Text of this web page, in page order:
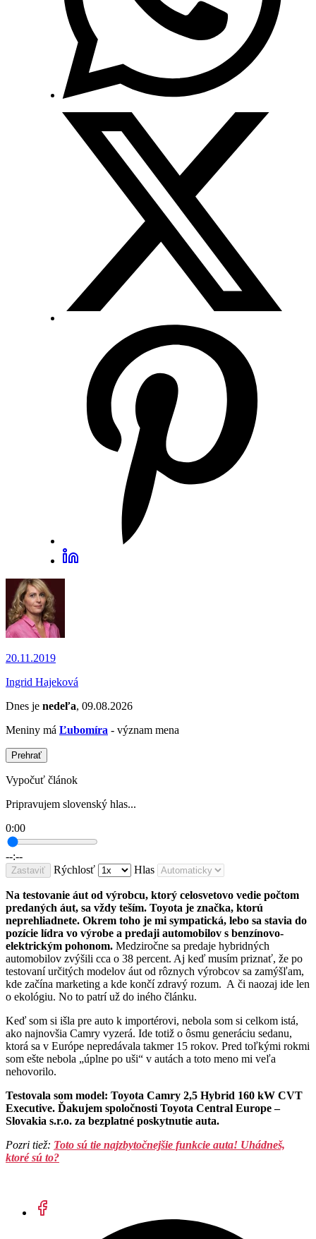
20.11.2019
Ingrid Hajeková
Dnes je nedeľa, 09.08.2026
Meniny má Ľubomíra - význam mena
Prehrať
Vypočuť článok
Pripravujem slovenský hlas...
0:00
--:--
Zastaviť Rýchlosť Hlas
Na testovanie áut od výrobcu, ktorý celosvetovo vedie počtom
predaných áut, sa vždy teším. Toyota je značka, ktorú
neprehliadnete. Okrem toho je mi sympatická, lebo sa stavia do
pozície lídra vo výrobe a predaji automobilov s benzínovo-
elektrickým pohonom. Medziročne sa predaje hybridných
automobilov zvýšili cca o 38 percent. Aj keď musím priznať, že po
testovaní určitých modelov áut od rôznych výrobcov sa zamýšľam,
kde začína marketing a kde končí zdravý rozum. A či naozaj ide len
o ekológiu. No to patrí už do iného článku.
Keď som si išla pre auto k importérovi, nebola som si celkom istá,
ako najnovšia Camry vyzerá. Ide totiž o ôsmu generáciu sedanu,
ktorá sa v Európe nepredávala takmer 15 rokov. Pred toľkými rokmi
som ešte nebola „úplne po uši“ v autách a toto meno mi veľa
nehovorilo.
Testovala som model: Toyota Camry 2,5 Hybrid 160 kW CVT
Executive. Ďakujem spoločnosti Toyota Central Europe –
Slovakia s.r.o. za bezplatné poskytnutie auta.
Pozri tiež: Toto sú tie najzbytočnejšie funkcie auta! Uhádneš,
ktoré sú to?